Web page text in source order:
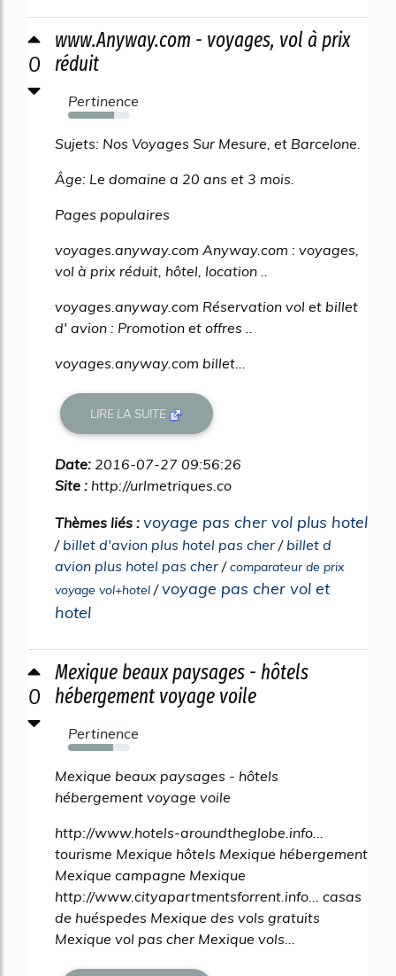
0
www.Anyway.com - voyages, vol à prix
réduit
Pertinence
74%
Sujets: Nos Voyages Sur Mesure, et Barcelone.
Âge: Le domaine a 20 ans et 3 mois.
Pages populaires
voyages.anyway.com Anyway.com : voyages,
vol à prix réduit, hôtel, location ..
voyages.anyway.com Réservation vol et billet
d' avion : Promotion et offres ..
voyages.anyway.com billet...
LIRE LA SUITE
Date: 2016-07-27 09:56:26
Site : http://urlmetriques.co
Thèmes liés : voyage pas cher vol plus hotel
/ billet d'avion plus hotel pas cher / billet d
avion plus hotel pas cher /comparateur de prix
voyage vol+hotel /voyage pas cher vol et
hotel
0
Mexique beaux paysages - hôtels
hébergement voyage voile
Pertinence
73%
Mexique beaux paysages - hôtels
hébergement voyage voile
http://www.hotels-aroundtheglobe.info...
tourisme Mexique hôtels Mexique hébergement
Mexique campagne Mexique
http://www.cityapartmentsforrent.info... casas
de huéspedes Mexique des vols gratuits
Mexique vol pas cher Mexique vols...